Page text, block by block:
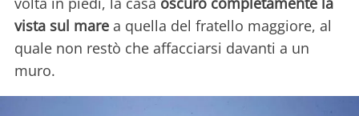
vista sul mare a quella del fratello maggiore, al
quale non restò che affacciarsi davanti a un
muro.